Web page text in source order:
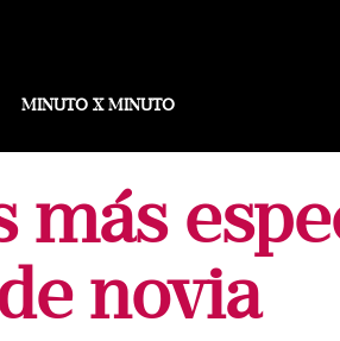
MINUTO X MINUTO
más
novia